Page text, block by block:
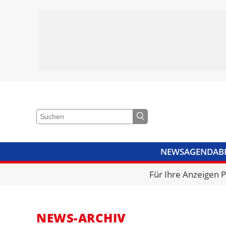
NEWSAGENDA
VIDEOSBIBLIOTHEK
Für Ihre Anzeigen
NEWS-ARCHIV